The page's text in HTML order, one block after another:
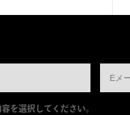
を選択してください。